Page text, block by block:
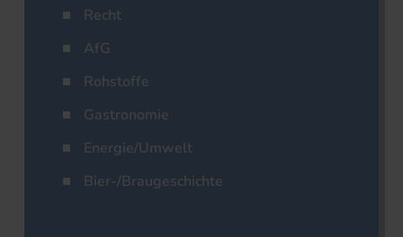
Recht
AfG
Rohstoffe
Gastronomie
Energie/Umwelt
Bier-/Braugeschichte